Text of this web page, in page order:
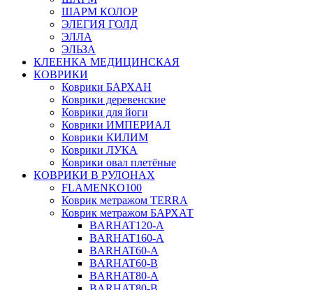
ШАРМ КОЛОР
ЭЛЕГИЯ ГОЛД
ЭЛЛА
ЭЛЬЗА
КЛЕЕНКА МЕДИЦИНСКАЯ
КОВРИКИ
Коврики БАРХАН
Коврики деревенские
Коврики для йоги
Коврики ИМПЕРИАЛ
Коврики КИЛИМ
Коврики ЛУКА
Коврики овал плетёные
КОВРИКИ В РУЛОНАХ
FLAMENKO100
Коврик метражом TERRA
Коврик метражом БАРХАТ
BARHAT120-A
BARHAT160-A
BARHAT60-A
BARHAT60-B
BARHAT80-A